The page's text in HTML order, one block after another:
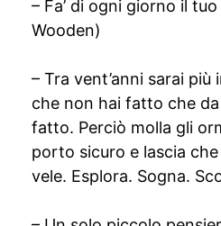
– Fa’ di ogni giorno il
Wooden)
– Tra vent’anni sarai
che non hai fatto che
fatto. Perciò molla gli
porto sicuro e lascia
vele. Esplora. Sogna.